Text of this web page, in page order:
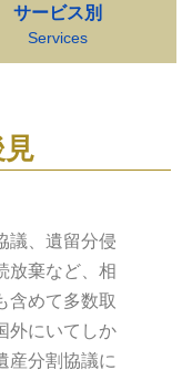
サービス別
Services
議、遺留分侵
放棄など、相
含めて多数取
外にいてしか
産分割協議に